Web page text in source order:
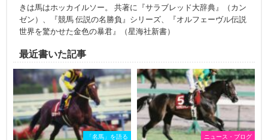
きは馬はホッカイルソー。 共著に『サラブレッド大辞典』（カン
ゼン）、『競馬 伝説の名勝負』シリーズ、『オルフェーヴル伝説
世界を驚かせた金色の暴君』（星海社新書）
最近書いた記事
「名馬」を語る ニュース・ブログ